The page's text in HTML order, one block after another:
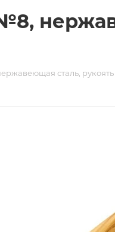
сталь, рукоять